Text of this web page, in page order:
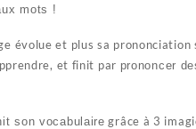
mots !
évolue et plus sa prononciation
et finit par prononcer
son vocabulaire grâce à 3